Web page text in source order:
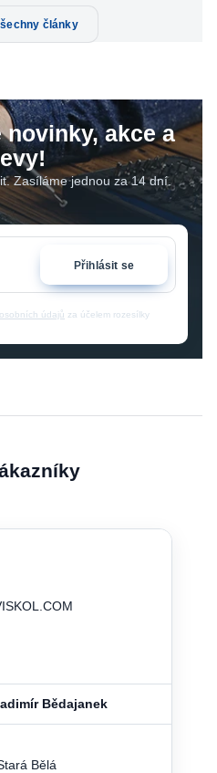
články
novinky, akce a
Zasíláme jednou za 14 dní.
Přihlásit se
údajů za účelem rozesílky
Bědajanek
Bělá